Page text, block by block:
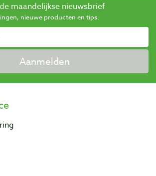
maandelijkse nieuwsbrief
nieuwe producten en tips.
Aanmelden